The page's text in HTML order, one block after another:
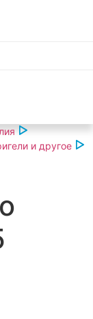
и другое